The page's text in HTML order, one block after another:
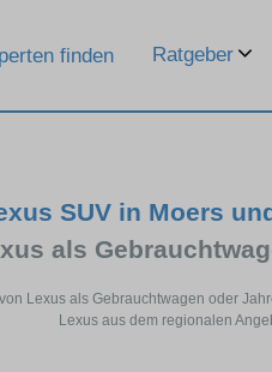
finden Ratgeber
SUV in Moers
als
Lexus als Gebrauchtwagen oder
Lexus aus dem regionalen